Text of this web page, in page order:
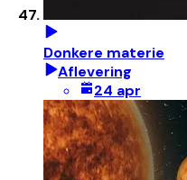
Donkere materie
Aflevering
24 apr